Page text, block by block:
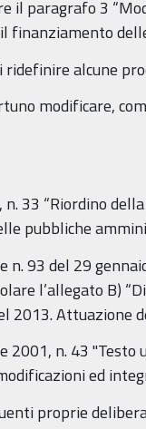
il paragrafo 3
finanziamento
alcune
modificare,
n. 33 “Riordino
pubbliche
n. 93 del 29
l’allegato B)
2013.
2001, n. 43
ed
proprie